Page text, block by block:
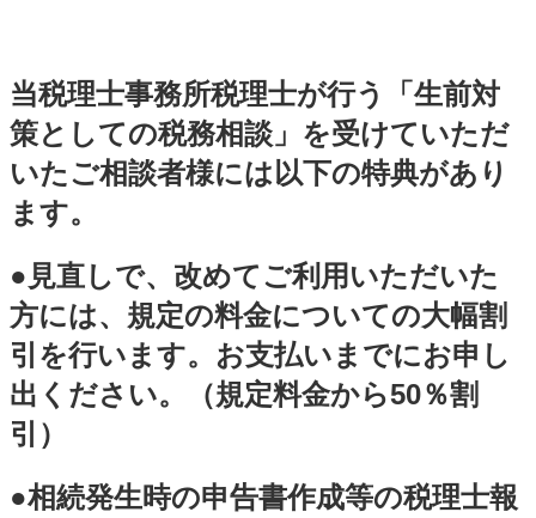
当税理士事務所税理士が行う
「生前対
策としての税務相談」を受けていただ
いたご相談者様には以下の特典があり
ます。
●見直しで、改めてご利用いただいた
方には、規定の料金についての大幅割
引を行います。お支払いまでにお申し
出ください。（規定料金から50％割
引）
●相続発生時の申告書作成等の税理士報